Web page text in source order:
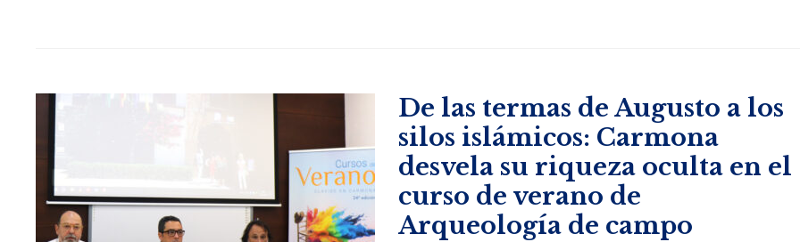
De las termas de Augusto a los
silos islámicos: Carmona
desvela su riqueza oculta en el
curso de verano de
Arqueología de campo